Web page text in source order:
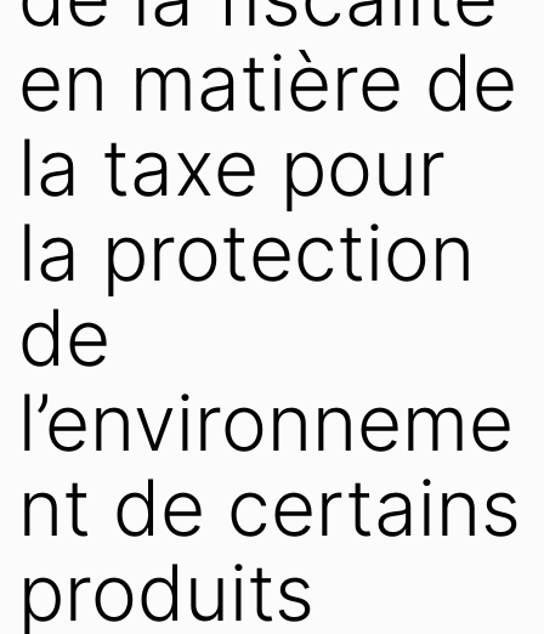
en matière de
la taxe pour
la protection
de
l’environneme
nt de certains
produits